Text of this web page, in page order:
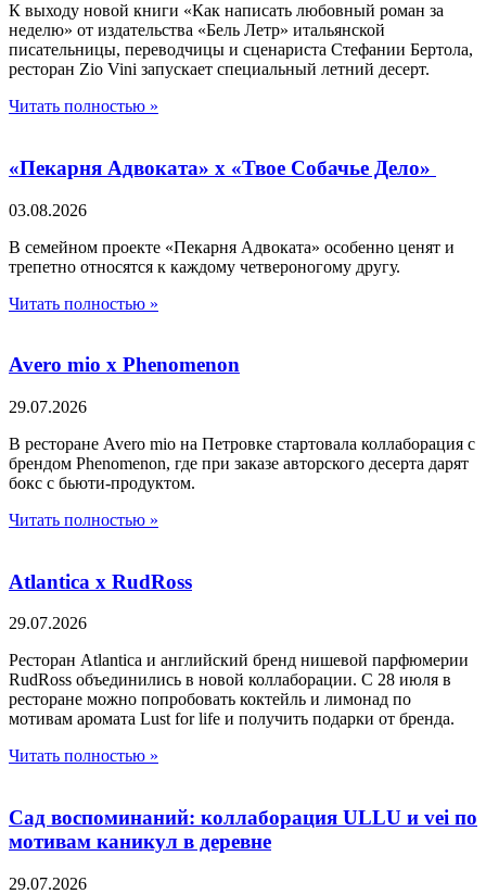
К выходу новой книги «Как написать любовный роман за
неделю» от издательства «Бель Летр» итальянской
писательницы, переводчицы и сценариста Стефании Бертола,
ресторан Zio Vini запускает специальный летний десерт.
Читать полностью »
«Пекарня Адвоката» х «Твое Собачье Дело»
03.08.2026
В семейном проекте «Пекарня Адвоката» особенно ценят и
трепетно относятся к каждому четвероногому другу.
Читать полностью »
Avero mio x Phenomenon
29.07.2026
В ресторане Avero mio на Петровке стартовала коллаборация с
брендом Phenomenon, где при заказе авторского десерта дарят
бокс с бьюти-продуктом.
Читать полностью »
Atlantica х RudRoss
29.07.2026
Ресторан Atlantica и английский бренд нишевой парфюмерии
RudRoss объединились в новой коллаборации. С 28 июля в
ресторане можно попробовать коктейль и лимонад по
мотивам аромата Lust for life и получить подарки от бренда.
Читать полностью »
Сад воспоминаний: коллаборация ULLU и vei по
мотивам каникул в деревне
29.07.2026